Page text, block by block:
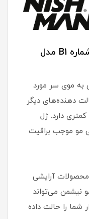
معرفی ژل واکس مو نیشمن شماره B1 مدل
موی سر مورد
دهنده‌های دیگر
دارد. ژل
مو موجب براقیت
آرایشی
نیشمن می‌تواند
شما را حالت داده